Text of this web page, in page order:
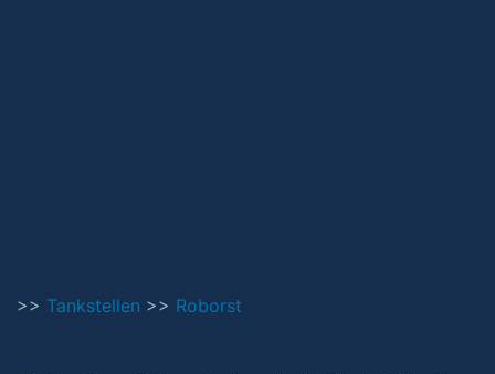
>> Tankstellen >> Roborst